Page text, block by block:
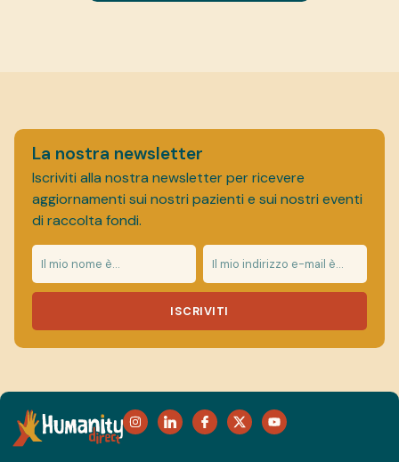
La nostra newsletter
Iscriviti alla nostra newsletter per ricevere
aggiornamenti sui nostri pazienti e sui nostri eventi
di raccolta fondi.
ISCRIVITI